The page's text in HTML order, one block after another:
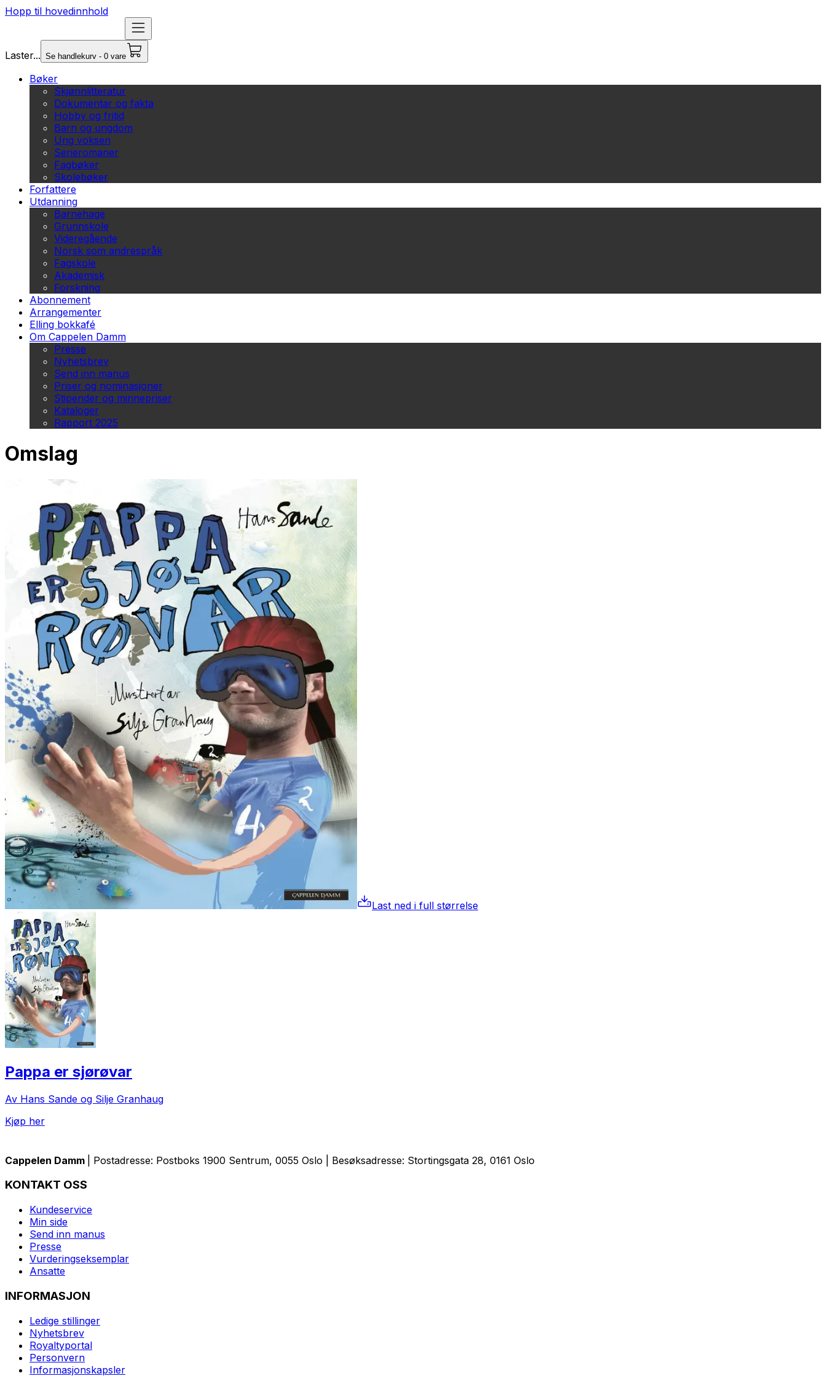
Hopp til hovedinnhold
Laster... Se handlekurv - 0 vare
Bøker
Skjønnlitteratur
Dokumentar og fakta
Hobby og fritid
Barn og ungdom
Ung voksen
Serieromaner
Fagbøker
Skolebøker
Forfattere
Utdanning
Barnehage
Grunnskole
Videregående
Norsk som andrespråk
Fagskole
Akademisk
Forskning
Abonnement
Arrangementer
Elling bokkafé
Om Cappelen Damm
Presse
Nyhetsbrev
Send inn manus
Priser og nominasjoner
Stipender og minnepriser
Kataloger
Rapport 2025
Omslag
Last ned i full størrelse
Pappa er sjørøvar
Av Hans Sande og Silje Granhaug
Kjøp her
Cappelen Damm | Postadresse: Postboks 1900 Sentrum, 0055 Oslo | Besøksadresse: Stortingsgata 28, 0161 Oslo
KONTAKT OSS
Kundeservice
Min side
Send inn manus
Presse
Vurderingseksemplar
Ansatte
INFORMASJON
Ledige stillinger
Nyhetsbrev
Royaltyportal
Personvern
Informasjonskapsler